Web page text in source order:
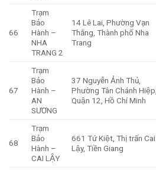
66
Trạm
Bảo
Hành –
NHA
TRANG 2
14 Lê Lai, Phường Vạn
Thắng, Thành phố Nha
Trang
67
Trạm
Bảo
Hành –
AN
SƯƠNG
37 Nguyễn Ảnh Thủ,
Phường Tân Chánh Hiệp,
Quận 12, Hồ Chí Minh
68
Trạm
Bảo
Hành –
CAI LẬY
661 Tứ Kiệt, Thị trấn Cai
Lậy, Tiền Giang